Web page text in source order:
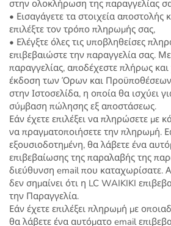
στην ολοκλήρωση της παραγγελίας
• Εισαγάγετε τα στοιχεία αποστολής
επιλέξτε τον τρόπο πληρωμής σας,
• Ελέγξτε όλες τις υποβληθείσες
επιβεβαιώστε την παραγγελία σας.
παραγγελίας, αποδέχεστε πλήρως
έκδοση των Όρων και Προϋποθέσεων
στην Ιστοσελίδα, η οποία θα ισχύει
σύμβαση πώλησης εξ αποστάσεως.
Εάν έχετε επιλέξει να πληρώσετε με
να πραγματοποιήσετε την πληρωμή.
εξουσιοδοτημένη, θα λάβετε ένα
επιβεβαίωσης της παραλαβής της
διεύθυνση email που καταχωρίσατε.
δεν σημαίνει ότι η LC WAIKIKI
την Παραγγελία.
Εάν έχετε επιλέξει πληρωμή με
θα λάβετε ένα αυτόματο email